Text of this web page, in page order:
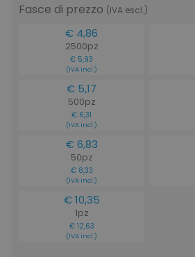
Fasce di prezzo (IVA escl.)
€ 4,86
2500pz
€ 5,93
(IVA incl.)
€ 5,17
500pz
€ 6,31
(IVA incl.)
€ 6,83
50pz
€ 8,33
(IVA incl.)
€ 10,35
1pz
€ 12,63
(IVA incl.)